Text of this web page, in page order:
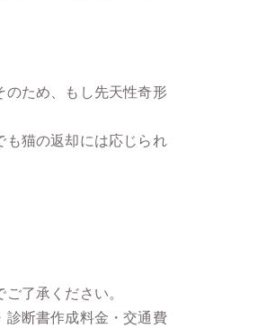
ため、もし先天性奇形
も猫の返却には応じられ
了承ください。
診断書作成料金・交通費